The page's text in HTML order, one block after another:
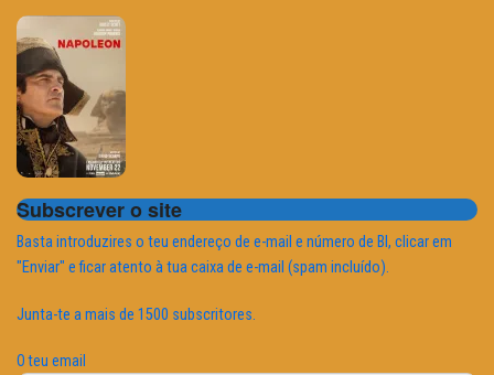
Subscrever o site
Basta introduzires o teu endereço de e-mail e número de BI, clicar em
"Enviar" e ficar atento à tua caixa de e-mail (spam incluído).
Junta-te a mais de 1500 subscritores.
O teu email